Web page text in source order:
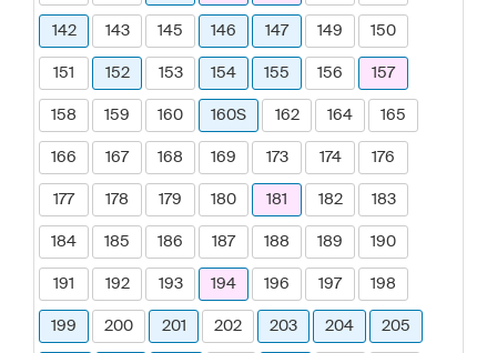
142 143 145 146 147 149 150
151 152 153 154 155 156 157
158 159 160 160S 162 164 165
166 167 168 169 173 174 176
177 178 179 180 181 182 183
184 185 186 187 188 189 190
191 192 193 194 196 197 198
199 200 201 202 203 204 205